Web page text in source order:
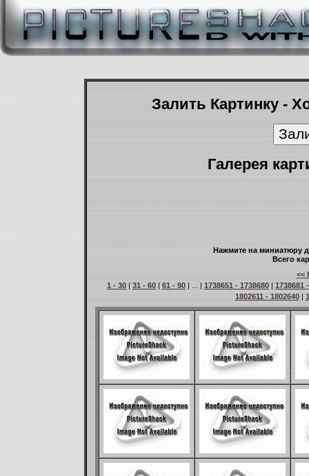
Залить Картинку -
Галерея
Нажмите на миниатюру
Всего
<<
1 - 30 | 31 - 60 | 61 - 90 | ... | 1738651 - 1738680 | 1738681
1802611 - 1802640|